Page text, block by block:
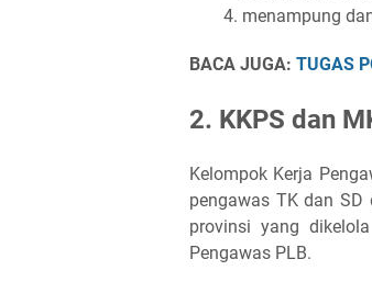
menampung
BACA JUGA: TUGAS
2. KKPS dan
Kelompok Kerja
pengawas TK dan
provinsi yang
Pengawas PLB.